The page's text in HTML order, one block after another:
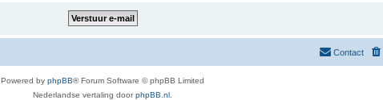
Contact
Powered by phpBB® Forum Software © phpBB Limited
Nederlandse vertaling doorphpBB.nl